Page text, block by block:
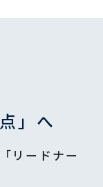
」へ
リードナー